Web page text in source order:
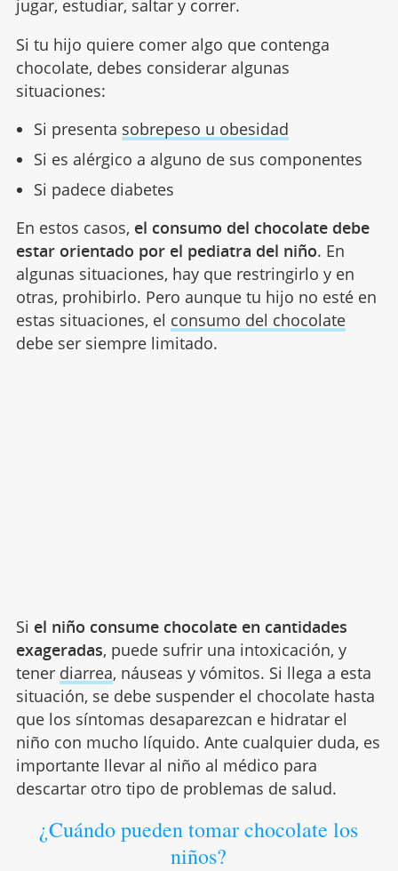
jugar, estudiar, saltar y correr.
Si tu hijo quiere comer algo que contenga
chocolate, debes considerar algunas
situaciones:
Si presenta sobrepeso u obesidad
Si es alérgico a alguno de sus componentes
Si padece diabetes
En estos casos, el consumo del chocolate debe
estar orientado por el pediatra del niño. En
algunas situaciones, hay que restringirlo y en
otras, prohibirlo. Pero aunque tu hijo no esté en
estas situaciones, el consumo del chocolate
debe ser siempre limitado.
Si el niño consume chocolate en cantidades
exageradas, puede sufrir una intoxicación, y
tener diarrea, náuseas y vómitos. Si llega a esta
situación, se debe suspender el chocolate hasta
que los síntomas desaparezcan e hidratar el
niño con mucho líquido. Ante cualquier duda, es
importante llevar al niño al médico para
descartar otro tipo de problemas de salud.
¿Cuándo pueden tomar chocolate los
niños?